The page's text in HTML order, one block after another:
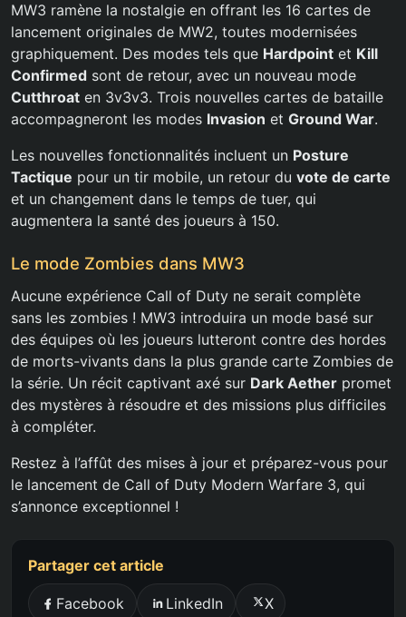
MW3 ramène la nostalgie en offrant les 16 cartes de
lancement originales de MW2, toutes modernisées
graphiquement. Des modes tels que Hardpoint et Kill
Confirmed sont de retour, avec un nouveau mode
Cutthroat en 3v3v3. Trois nouvelles cartes de bataille
accompagneront les modes Invasion et Ground War.
Les nouvelles fonctionnalités incluent un Posture
Tactique pour un tir mobile, un retour du vote de carte
et un changement dans le temps de tuer, qui
augmentera la santé des joueurs à 150.
Le mode Zombies dans MW3
Aucune expérience Call of Duty ne serait complète
sans les zombies ! MW3 introduira un mode basé sur
des équipes où les joueurs lutteront contre des hordes
de morts-vivants dans la plus grande carte Zombies de
la série. Un récit captivant axé sur Dark Aether promet
des mystères à résoudre et des missions plus difficiles
à compléter.
Restez à l’affût des mises à jour et préparez-vous pour
le lancement de Call of Duty Modern Warfare 3, qui
s’annonce exceptionnel !
Partager cet article
Facebook LinkedIn X